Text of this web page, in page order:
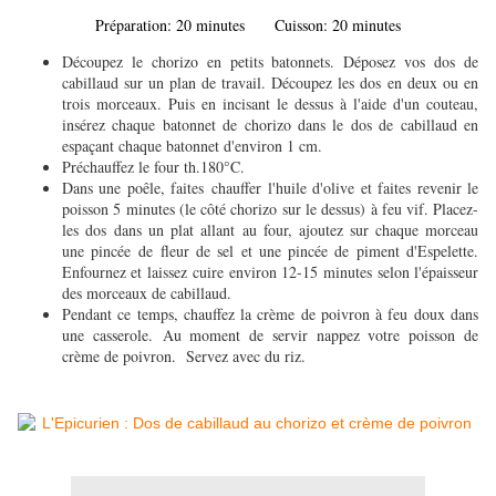
Préparation: 20 minutes Cuisson: 20 minutes
Découpez le chorizo en petits batonnets. Déposez vos dos de
cabillaud sur un plan de travail. Découpez les dos en deux ou en
trois morceaux. Puis en incisant le dessus à l'aide d'un couteau,
insérez chaque batonnet de chorizo dans le dos de cabillaud en
espaçant chaque batonnet d'environ 1 cm.
Préchauffez le four th.180°C.
Dans une poêle, faites chauffer l'huile d'olive et faites revenir le
poisson 5 minutes (le côté chorizo sur le dessus) à feu vif. Placez-
les dos dans un plat allant au four, ajoutez sur chaque morceau
une pincée de fleur de sel et une pincée de piment d'Espelette.
Enfournez et laissez cuire environ 12-15 minutes selon l'épaisseur
des morceaux de cabillaud.
Pendant ce temps, chauffez la crème de poivron à feu doux dans
une casserole. Au moment de servir nappez votre poisson de
crème de poivron. Servez avec du riz.